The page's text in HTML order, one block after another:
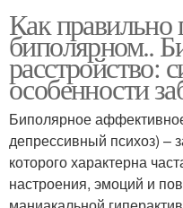
Как правильно
биполярном..
расстройство:
особенности
Биполярное
депрессивный психоз) –
которого характерна
настроения, эмоций и